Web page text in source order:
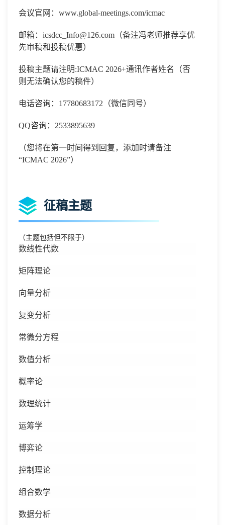
会议官网：www.global-meetings.com/icmac
邮箱： icsdcc_Info@126.com（备注冯老师推荐享优
先审稿和投稿优惠）
投稿主题请注明:ICMAC 2026+通讯作者姓名（否
则无法确认您的稿件）
电话咨询： 17780683172 （微信同号）
QQ咨询： 2533895639
（您将在第一时间得到回复，添加时请备注
“ICMAC 2026”）
征稿主题
（主题包括但不限于）
数线性代数
矩阵理论
向量分析
复变分析
常微分方程
数值分析
概率论
数理统计
运筹学
博弈论
控制理论
组合数学
数据分析